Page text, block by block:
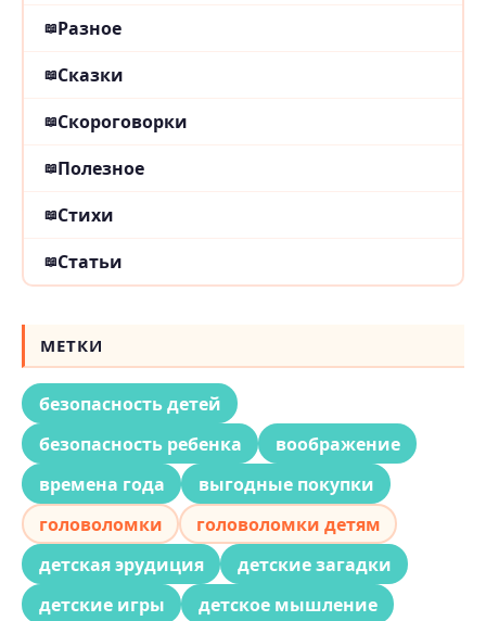
Разное
Сказки
Скороговорки
Полезное
Стихи
Статьи
МЕТКИ
безопасность детей
безопасность ребенка
воображение
времена года
выгодные покупки
головоломки
головоломки детям
детская эрудиция
детские загадки
детские игры
детское мышление